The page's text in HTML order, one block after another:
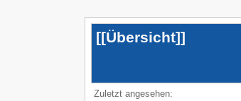
[[Übersicht]]
Zuletzt angesehen: